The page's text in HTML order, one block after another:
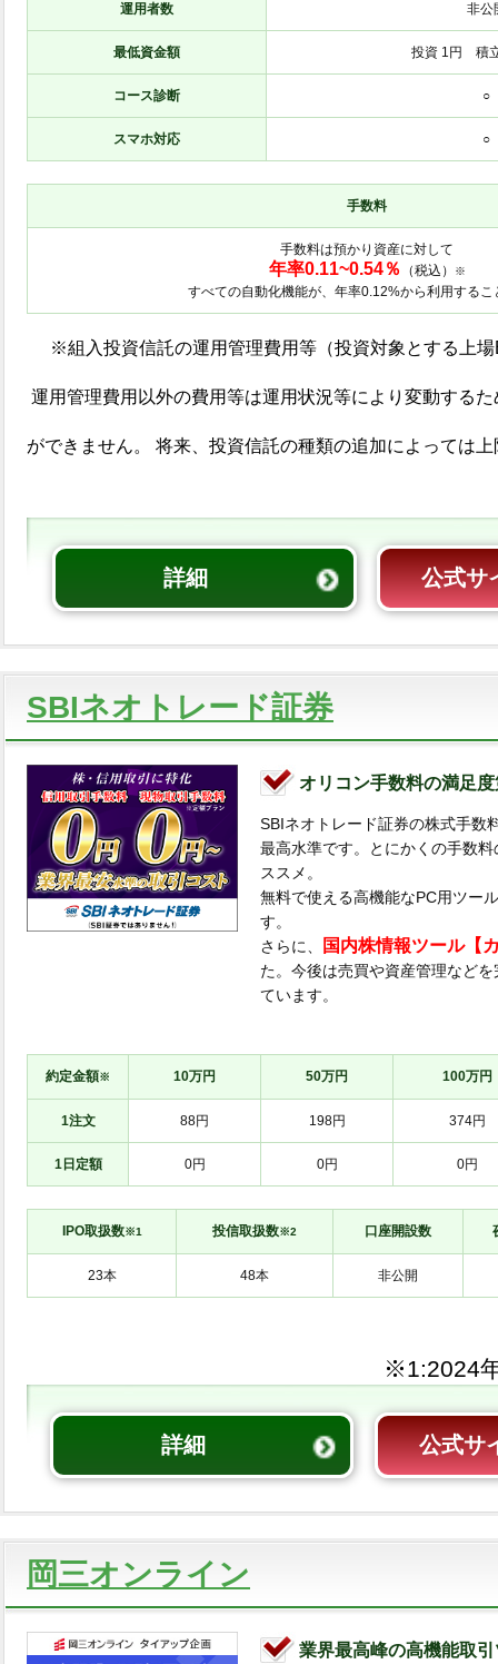
運用者数 非公
最低資金額 投資 1円 積
コース診断 ○
スマホ対応 ○
手数料
手数料は預かり資産に対して
年率0.11~0.54％ （税込） ※
すべての自動化機能が、年率0.12%から利用するこ
※組入投資信託の運用管理費用等（投資対象とする上
運用管理費用以外の費用等は運用状況等により変動する
ができません。 将来、投資信託の種類の追加によっては
詳細 公式サ
SBIネオトレード証券
オリコン手数料の満足
SBIネオトレード証券の株式手数
最高水準です。とにかくの手数
ススメ。
無料で使える高機能なPC用ツー
す。
さらに、
国内株情報ツール【
た。今後は売買や資産管理など
ています。
約定金額※ 10万円 50万円 100万円
1注文 88円 198円 374円
1日定額 0円 0円 0円
IPO取扱数※1 投信取扱数※2 口座開設数
非公開
※1:
詳細 公式サ
岡三オンライン
業界最高峰の高機能取